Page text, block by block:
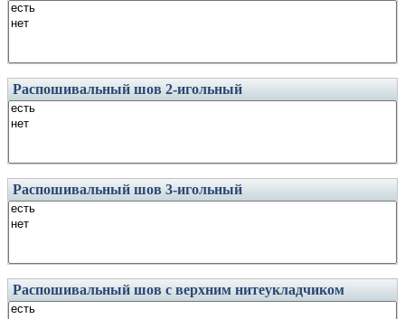
Распошивальный шов 2-игольный
Распошивальный шов 3-игольный
Распошивальный шов с верхним нитеукладчиком